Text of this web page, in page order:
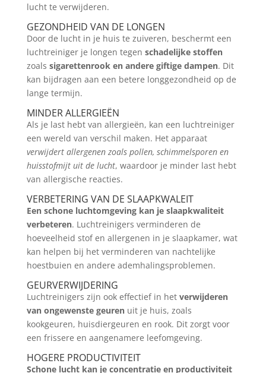
lucht te verwijderen.
GEZONDHEID VAN DE LONGEN
Door de lucht in je huis te zuiveren, beschermt een
luchtreiniger je longen tegen schadelijke stoffen
zoals sigarettenrook en andere giftige dampen. Dit
kan bijdragen aan een betere longgezondheid op de
lange termijn.
MINDER ALLERGIEËN
Als je last hebt van allergieën, kan een luchtreiniger
een wereld van verschil maken. Het apparaat
verwijdert allergenen zoals pollen, schimmelsporen en
huisstofmijt uit de lucht, waardoor je minder last hebt
van allergische reacties.
VERBETERING VAN DE SLAAPKWALEIT
Een schone luchtomgeving kan je slaapkwaliteit
verbeteren. Luchtreinigers verminderen de
hoeveelheid stof en allergenen in je slaapkamer, wat
kan helpen bij het verminderen van nachtelijke
hoestbuien en andere ademhalingsproblemen.
GEURVERWIJDERING
Luchtreinigers zijn ook effectief in het verwijderen
van ongewenste geurenuit je huis, zoals
kookgeuren, huisdiergeuren en rook. Dit zorgt voor
een frissere en aangenamere leefomgeving.
HOGERE PRODUCTIVITEIT
Schone lucht kan je concentratie en productiviteit